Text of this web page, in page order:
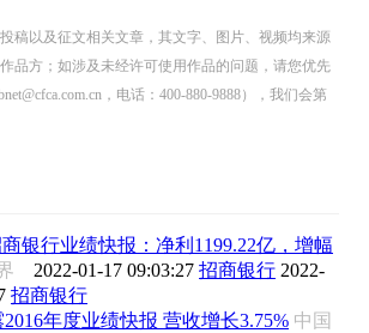
稿以及征文相关文章，其文字、图片、视频均来源
品方；如涉及未经许可使用作品的问题，请您优先
，电话：400-880-9888），我们会第
银行业绩快报：净利1199.22亿，增幅
2022-01-17 09:03:27 招商银行 2022-
招商银行
年度业绩快报 营收增长3.75% 中国